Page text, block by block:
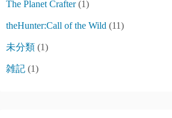
The Planet Crafter(1)
theHunter:Call of the Wild (11)
未分類 (1)
雑記 (1)